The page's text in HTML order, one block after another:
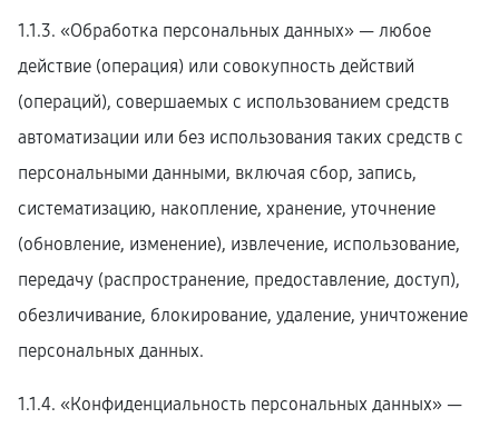
1.1.3. «Обработка персональных данных» — любое
действие (операция) или совокупность действий
(операций), совершаемых с использованием средств
автоматизации или без использования таких средств с
персональными данными, включая сбор, запись,
систематизацию, накопление, хранение, уточнение
(обновление, изменение), извлечение, использование,
передачу (распространение, предоставление, доступ),
обезличивание, блокирование, удаление, уничтожение
персональных данных.
1.1.4. «Конфиденциальность персональных данных» —